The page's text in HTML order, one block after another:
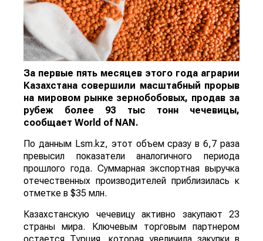
За первые пять месяцев этого года аграрии
Казахстана совершили масштабный прорыв
на мировом рынке зернобобовых, продав за
рубеж более 93 тыс тонн чечевицы,
сообщает World of NAN.
По данным Lsm.kz, этот объем сразу в 6,7 раза
превысил показатели аналогичного периода
прошлого года. Суммарная экспортная выручка
отечественных производителей приблизилась к
отметке в $35 млн.
Казахстанскую чечевицу активно закупают 23
страны мира. Ключевым торговым партнером